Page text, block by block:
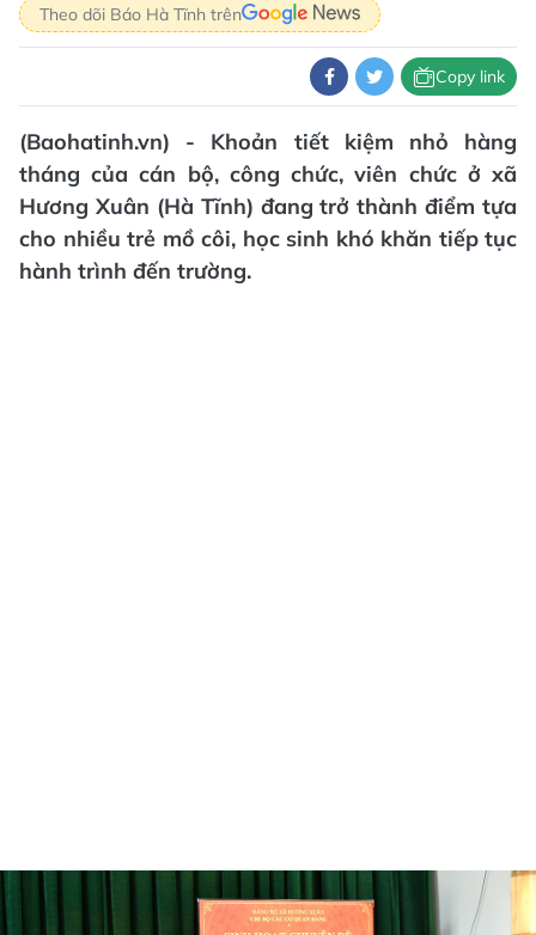
Theo dõi Báo Hà Tĩnh trên
Copy link
(Baohatinh.vn) - Khoản tiết kiệm nhỏ hàng
tháng của cán bộ, công chức, viên chức ở xã
Hương Xuân (Hà Tĩnh) đang trở thành điểm tựa
cho nhiều trẻ mồ côi, học sinh khó khăn tiếp tục
hành trình đến trường.